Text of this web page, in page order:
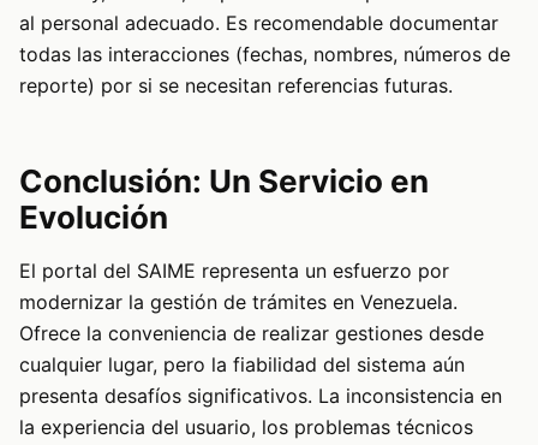
al personal adecuado. Es recomendable documentar
todas las interacciones (fechas, nombres, números de
reporte) por si se necesitan referencias futuras.
Conclusión: Un Servicio en
Evolución
El portal del SAIME representa un esfuerzo por
modernizar la gestión de trámites en Venezuela.
Ofrece la conveniencia de realizar gestiones desde
cualquier lugar, pero la fiabilidad del sistema aún
presenta desafíos significativos. La inconsistencia en
la experiencia del usuario, los problemas técnicos